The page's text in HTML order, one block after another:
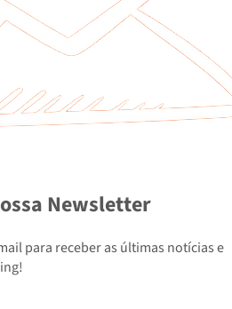
Newsletter
para receber as últimas notícias e